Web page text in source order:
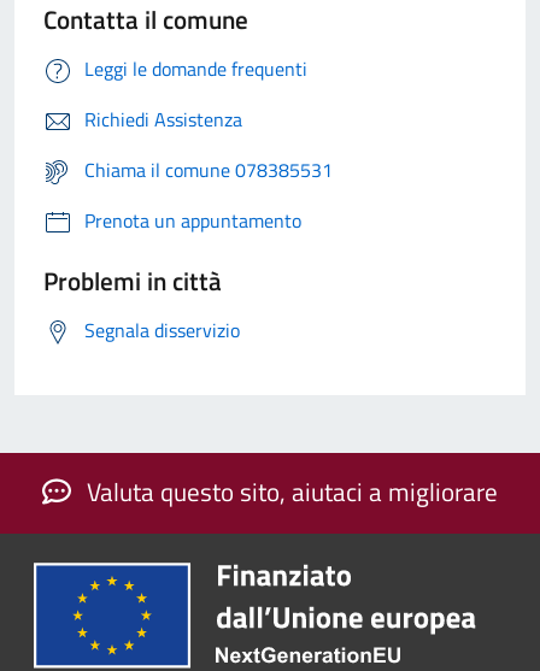
Contatta il comune
Leggi le domande frequenti
Richiedi Assistenza
Chiama il comune 078385531
Prenota un appuntamento
Problemi in città
Segnala disservizio
Valuta questo sito, aiutaci a migliorare